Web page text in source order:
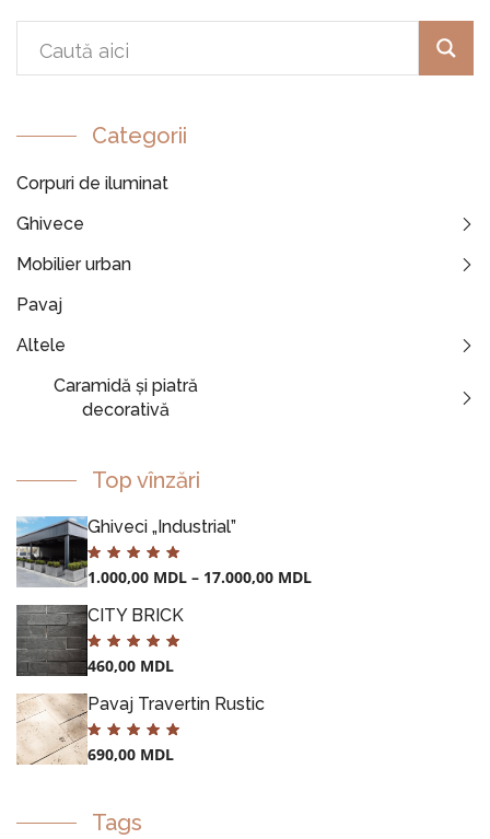
GHIVECE
Categorii
Corpuri de iluminat
Ghivece
Mobilier urban
Pavaj
Altele
Caramidă și piatră
decorativă
Top vînzări
Ghiveci „Industrial”
1.000,00 MDL – 17.000,00 MDL
CITY BRICK
460,00 MDL
Pavaj Travertin Rustic
690,00 MDL
Tags